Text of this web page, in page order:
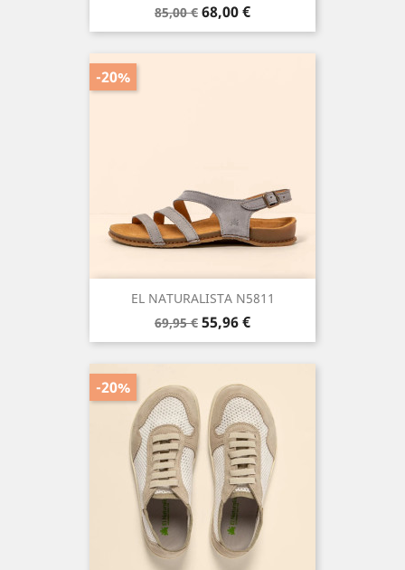
Precio
base
85,00 € Precio
68,00 €
EL NATURALISTA N5811
Precio
base
69,95 € Precio
55,96 €
-20%
-20%